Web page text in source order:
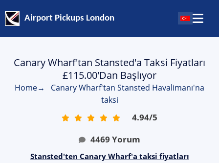
Airport Pickups London
Canary Wharf'tan Stansted'a Taksi Fiyatları
£115.00'dan Başlıyor
Home→
Canary Wharf'tan Stansted Havalimanı'na
taksi
4.94/5
4469 Yorum
Stansted'ten Canary Wharf'a taksi fiyatları